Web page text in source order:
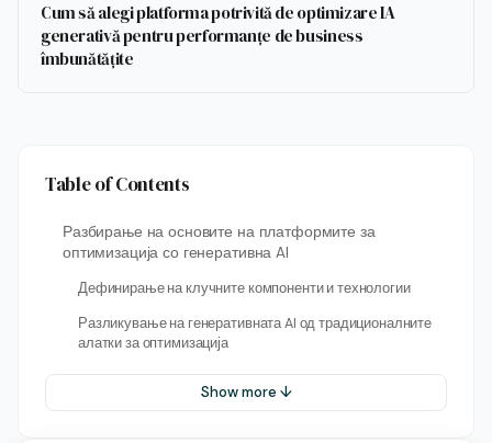
Cum să alegi platforma potrivită de optimizare IA
generativă pentru performanțe de business
îmbunătățite
Table of Contents
Разбирање на основите на платформите за
оптимизација со генеративна AI
Дефинирање на клучните компоненти и технологии
Разликување на генеративната AI од традиционалните
алатки за оптимизација
Show more ↓